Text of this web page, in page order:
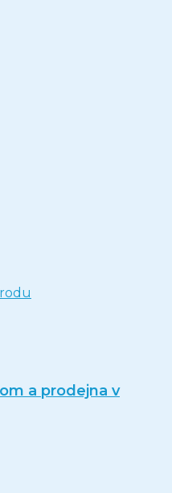
a prodejna v